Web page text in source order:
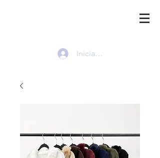
Iniciar sesión